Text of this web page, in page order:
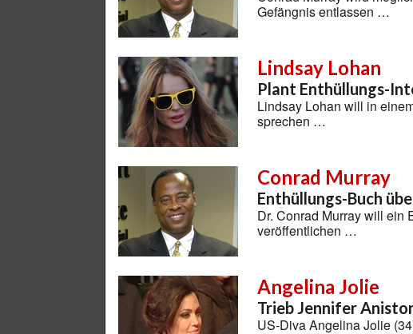
Gefängnis entlassen …
Lindsay Lohan
Plant Enthüllungs-
Lindsay Lohan will in
sprechen …
Conrad Murray
Enthüllungs-Buch
Dr. Conrad Murray will ein
veröffentlichen …
Angelina Jolie
Trieb Jennifer
US-Diva Angelina Jolie